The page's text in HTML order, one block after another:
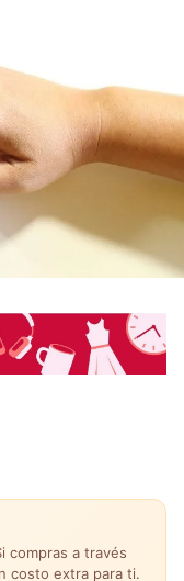
compras a través
costo extra para ti.